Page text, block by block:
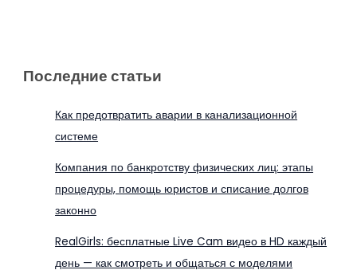
Последние статьи
Как предотвратить аварии в канализационной
системе
Компания по банкротству физических лиц: этапы
процедуры, помощь юристов и списание долгов
законно
RealGirls: бесплатные Live Cam видео в HD каждый
день — как смотреть и общаться с моделями